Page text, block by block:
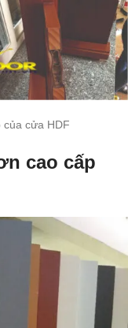
HDF
cao cấp